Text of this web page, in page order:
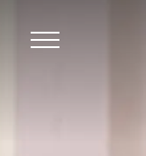
Navigation